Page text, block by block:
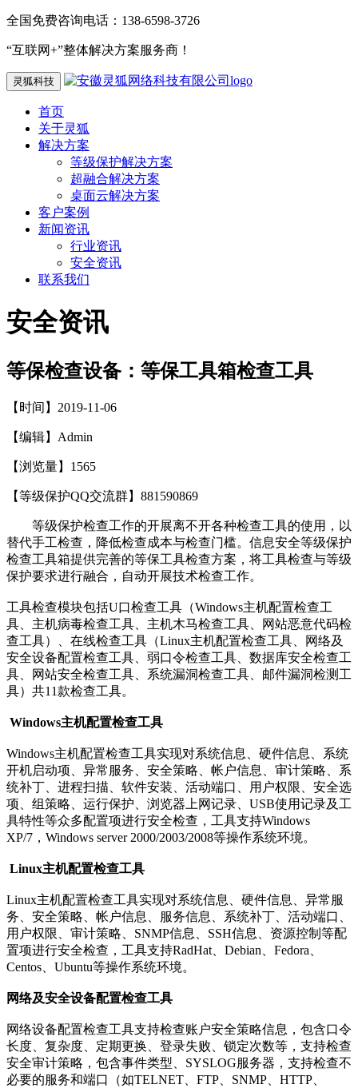
全国免费咨询电话：138-6598-3726
“互联网+”整体解决方案服务商！
灵狐科技
首页
关于灵狐
解决方案
等级保护解决方案
超融合解决方案
桌面云解决方案
客户案例
新闻资讯
行业资讯
安全资讯
联系我们
安全资讯
等保检查设备：等保工具箱检查工具
【时间】2019-11-06
【编辑】Admin
【浏览量】 1565
【等级保护QQ交流群】881590869
等级保护检查工作的开展离不开各种检查工具的使用，以
替代手工检查，降低检查成本与检查门槛。信息安全等级保护
检查工具箱提供完善的等保工具检查方案，将工具检查与等级
保护要求进行融合，自动开展技术检查工作。
工具检查模块包括U口检查工具（Windows主机配置检查工
具、主机病毒检查工具、主机木马检查工具、网站恶意代码检
查工具）、在线检查工具（Linux主机配置检查工具、网络及
安全设备配置检查工具、弱口令检查工具、数据库安全检查工
具、网站安全检查工具、系统漏洞检查工具、邮件漏洞检测工
具）共11款检查工具。
Windows主机配置检查工具
Windows主机配置检查工具实现对系统信息、硬件信息、系统
开机启动项、异常服务、安全策略、帐户信息、审计策略、系
统补丁、进程扫描、软件安装、活动端口、用户权限、安全选
项、组策略、运行保护、浏览器上网记录、USB使用记录及工
具特性等众多配置项进行安全检查，工具支持Windows
XP/7，Windows server 2000/2003/2008等操作系统环境。
Linux主机配置检查工具
Linux主机配置检查工具实现对系统信息、硬件信息、异常服
务、安全策略、帐户信息、服务信息、系统补丁、活动端口、
用户权限、审计策略、SNMP信息、SSH信息、资源控制等配
置项进行安全检查，工具支持RadHat、Debian、Fedora、
Centos、Ubuntu等操作系统环境。
网络及安全设备配置检查工具
网络设备配置检查工具支持检查账户安全策略信息，包含口令
长度、复杂度、定期更换、登录失败、锁定次数等，支持检查
安全审计策略，包含事件类型、SYSLOG服务器，支持检查不
必要的服务和端口（如TELNET、FTP、SNMP、HTTP、